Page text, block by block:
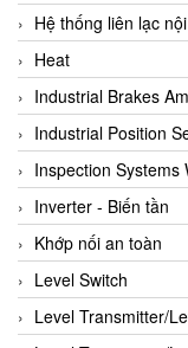
ASCO CO2
Asker
AT2E
ATC Pneumatic
ATEX System
ATI - IA
ATI (Analytical
Atos
Atrax
Hệ thống liên lạc
Heat
Industrial Brakes
Industrial Position
Inspection Systems
Inverter - Biến tần
Khớp nối an toàn
Level Switch
Level Transmitter/